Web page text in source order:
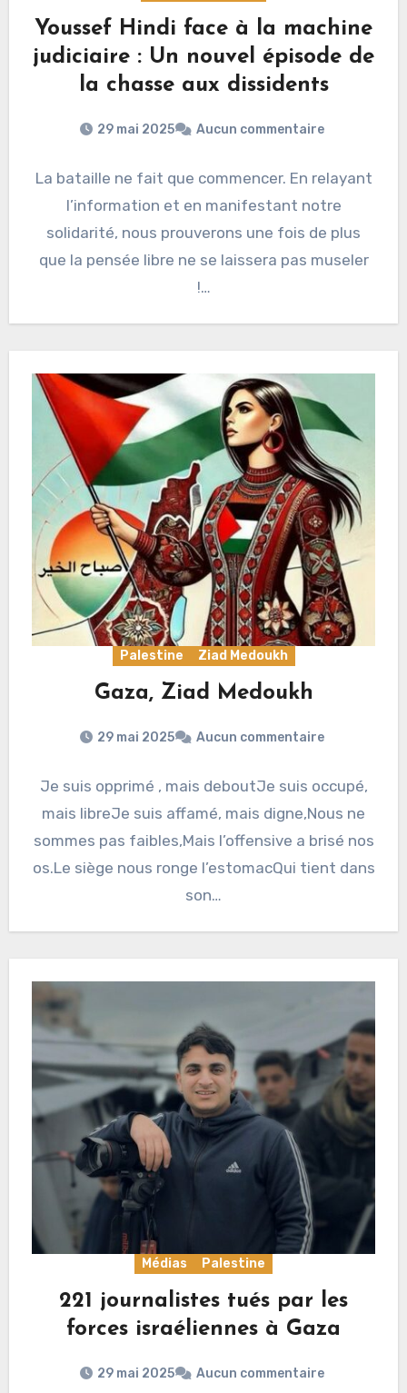
Youssef Hindi face à la machine
judiciaire : Un nouvel épisode de
la chasse aux dissidents
29 mai 2025 Aucun commentaire
La bataille ne fait que commencer. En relayant
l’information et en manifestant notre
solidarité, nous prouverons une fois de plus
que la pensée libre ne se laissera pas museler
!…
Palestine Ziad Medoukh
Gaza, Ziad Medoukh
29 mai 2025 Aucun commentaire
Je suis opprimé , mais deboutJe suis occupé,
mais libreJe suis affamé, mais digne,Nous ne
sommes pas faibles,Mais l’offensive a brisé nos
os.Le siège nous ronge l’estomacQui tient dans
son…
Médias Palestine
221 journalistes tués par les
forces israéliennes à Gaza
29 mai 2025 Aucun commentaire